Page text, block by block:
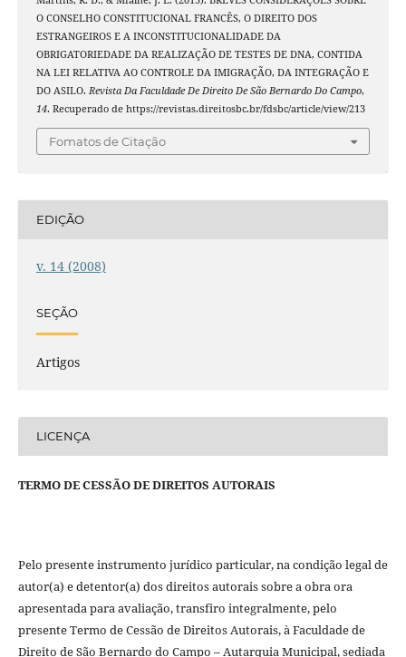
O CONSELHO CONSTITUCIONAL FRANCÊS, O DIREITO DOS
ESTRANGEIROS E A INCONSTITUCIONALIDADE DA
OBRIGATORIEDADE DA REALIZAÇÃO DE TESTES DE DNA, CONTIDA
NA LEI RELATIVA AO CONTROLE DA IMIGRAÇÃO, DA INTEGRAÇÃO E
DO ASILO. Revista Da Faculdade De Direito De São Bernardo Do Campo,
14. Recuperado de https://revistas.direitosbc.br/fdsbc/article/view/213
Fomatos de Citação
EDIÇÃO
v. 14 (2008)
SEÇÃO
Artigos
LICENÇA
TERMO DE CESSÃO DE DIREITOS AUTORAIS
Pelo presente instrumento jurídico particular, na condição legal de
autor(a) e detentor(a) dos direitos autorais sobre a obra ora
apresentada para avaliação, transfiro integralmente, pelo
presente Termo de Cessão de Direitos Autorais, à Faculdade de
Direito de São Bernardo do Campo – Autarquia Municipal, sediada